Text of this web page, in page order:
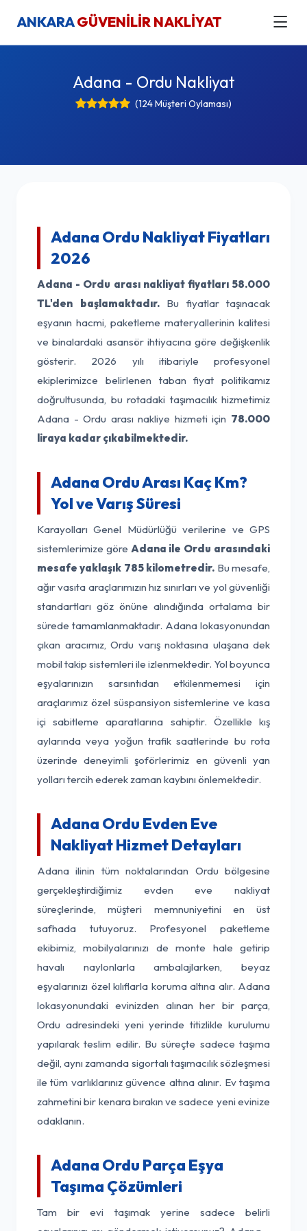
ANKARAGÜVENİLİR NAKLİYAT
Adana - Ordu Nakliyat
(124 Müşteri Oylaması)
Adana Ordu Nakliyat Fiyatları
2026
Adana - Ordu arası nakliyat fiyatları 58.000
TL'den başlamaktadır.Bu fiyatlar taşınacak
eşyanın hacmi, paketleme materyallerinin kalitesi
ve binalardaki asansör ihtiyacına göre değişkenlik
gösterir. 2026 yılı itibariyle profesyonel
ekiplerimizce belirlenen taban fiyat politikamız
doğrultusunda, bu rotadaki taşımacılık hizmetimiz
Adana - Ordu arası nakliye hizmeti için 78.000
liraya kadar çıkabilmektedir.
Adana Ordu Arası Kaç Km?
Yol ve Varış Süresi
Karayolları Genel Müdürlüğü verilerine ve GPS
sistemlerimize göre Adana ile Ordu arasındaki
mesafe yaklaşık 785 kilometredir. Bu mesafe,
ağır vasıta araçlarımızın hız sınırları ve yol güvenliği
standartları göz önüne alındığında ortalama bir
sürede tamamlanmaktadır. Adana lokasyonundan
çıkan aracımız, Ordu varış noktasına ulaşana dek
mobil takip sistemleri ile izlenmektedir. Yol boyunca
eşyalarınızın sarsıntıdan etkilenmemesi için
araçlarımız özel süspansiyon sistemlerine ve kasa
içi sabitleme aparatlarına sahiptir. Özellikle kış
aylarında veya yoğun trafik saatlerinde bu rota
üzerinde deneyimli şoförlerimiz en güvenli yan
yolları tercih ederek zaman kaybını önlemektedir.
Adana Ordu Evden Eve
Nakliyat Hizmet Detayları
Adana ilinin tüm noktalarından Ordu bölgesine
gerçekleştirdiğimiz evden eve nakliyat
süreçlerinde, müşteri memnuniyetini en üst
safhada tutuyoruz. Profesyonel paketleme
ekibimiz, mobilyalarınızı de monte hale getirip
havalı naylonlarla ambalajlarken, beyaz
eşyalarınızı özel kılıflarla koruma altına alır. Adana
lokasyonundaki evinizden alınan her bir parça,
Ordu adresindeki yeni yerinde titizlikle kurulumu
yapılarak teslim edilir. Bu süreçte sadece taşıma
değil, aynı zamanda sigortalı taşımacılık sözleşmesi
ile tüm varlıklarınız güvence altına alınır. Ev taşıma
zahmetini bir kenara bırakın ve sadece yeni evinize
odaklanın.
Adana Ordu Parça Eşya
Taşıma Çözümleri
Tam bir evi taşımak yerine sadece belirli